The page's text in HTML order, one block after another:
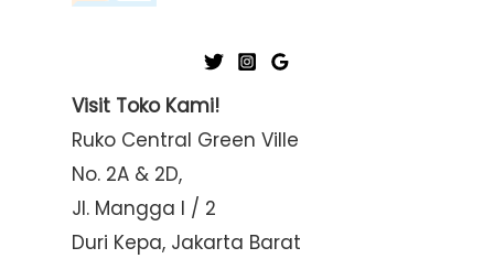
Visit Toko Kami!
Ruko Central Green Ville
No. 2A & 2D,
Jl. Mangga I / 2
Duri Kepa, Jakarta Barat